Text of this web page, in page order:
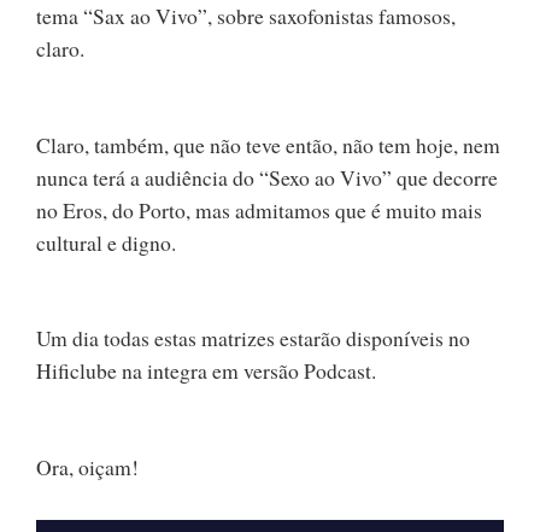
tema “Sax ao Vivo”, sobre saxofonistas famosos,
claro.
Claro, também, que não teve então, não tem hoje, nem
nunca terá a audiência do “Sexo ao Vivo” que decorre
no Eros, do Porto, mas admitamos que é muito mais
cultural e digno.
Um dia todas estas matrizes estarão disponíveis no
Hificlube na integra em versão Podcast.
Ora, oiçam!